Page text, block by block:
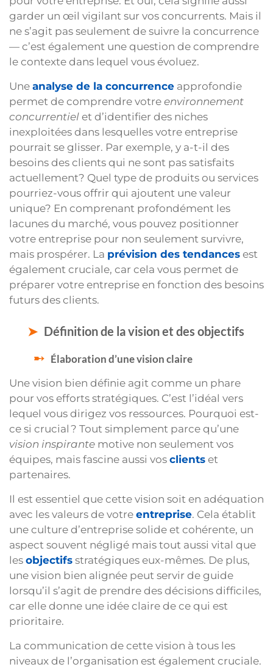
garder un œil vigilant sur vos concurrents. Mais il
ne s’agit pas seulement de suivre la concurrence
— c’est également une question de comprendre
le contexte dans lequel vous évoluez.
Une analyse de la concurrence approfondie
permet de comprendre votre environnement
concurrentiel et d’identifier des niches
inexploitées dans lesquelles votre entreprise
pourrait se glisser. Par exemple, y a-t-il des
besoins des clients qui ne sont pas satisfaits
actuellement? Quel type de produits ou services
pourriez-vous offrir qui ajoutent une valeur
unique? En comprenant profondément les
lacunes du marché, vous pouvez positionner
votre entreprise pour non seulement survivre,
mais prospérer. La prévision des tendances est
également cruciale, car cela vous permet de
préparer votre entreprise en fonction des besoins
futurs des clients.
Définition de la vision et des objectifs
Élaboration d’une vision claire
Une vision bien définie agit comme un phare
pour vos efforts stratégiques. C’est l’idéal vers
lequel vous dirigez vos ressources. Pourquoi est-
ce si crucial ? Tout simplement parce qu’une
vision inspirante motive non seulement vos
équipes, mais fascine aussi vos clients et
partenaires.
Il est essentiel que cette vision soit en adéquation
avec les valeurs de votre entreprise. Cela établit
une culture d’entreprise solide et cohérente, un
aspect souvent négligé mais tout aussi vital que
les objectifs stratégiques eux-mêmes. De plus,
une vision bien alignée peut servir de guide
lorsqu’il s’agit de prendre des décisions difficiles,
car elle donne une idée claire de ce qui est
prioritaire.
La communication de cette vision à tous les
niveaux de l’organisation est également cruciale.